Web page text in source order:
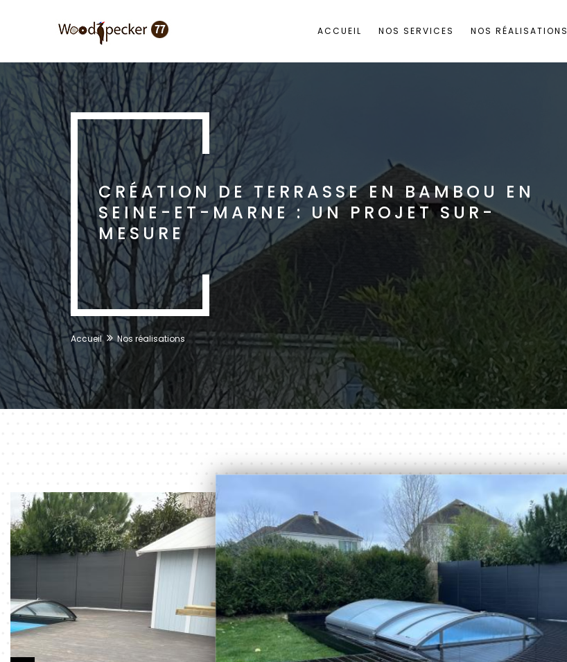
ACCUEIL NOS SERVICES NOS RÉALISATIONS
CRÉATION DE TERRASSE EN BAMBOU EN
SEINE-ET-MARNE : UN PROJET SUR-
MESURE
Accueil Nos réalisations